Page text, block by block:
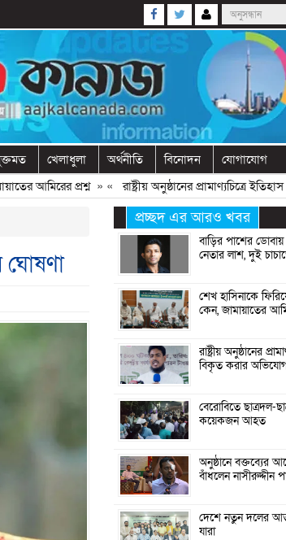
খেলাধুলা অর্থনীতি বিনোদন যোগাযোগ
আমিরের প্রশ্ন» « রাষ্ট্রীয় অনুষ্ঠানের প্রামাণ্যচিত্রে ইতিহাস
ঘোষণা
প্রচ্ছদ এর আরও খবর
বাড়ির পাশের
নেতার লাশ, দুই
শেখ হাসিনাকে
কেন, জামায়াতের
রাষ্ট্রীয় অনুষ্ঠানের
বিকৃত করার
বেরোবিতে ছাত্রদল-
কয়েকজন আহত
অনুষ্ঠানে বক্তব্যের
বাঁধলেন নাসীরুদ্দীন
দেশে নতুন দলের
যারা